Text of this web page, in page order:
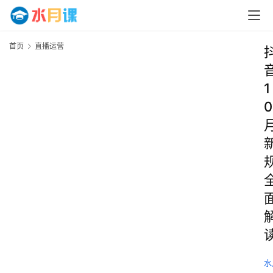
首页 直播运营
1
0